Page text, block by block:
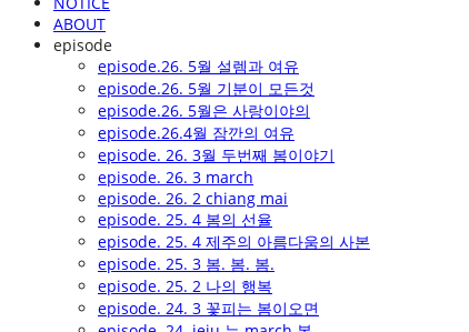
ABOUT
episode
episode.26. 5월 설렘과 여유
episode.26. 5월 기분이 모든것
episode.26. 5월은 사랑이야의
episode.26.4월 잠깐의 여유
episode. 26. 3월 두번째 봄이야기
episode. 26. 3 march
episode. 26. 2 chiang mai
episode. 25. 4 봄의 선율
episode. 25. 4 제주의 아름다움의 사본
episode. 25. 3 봄. 봄. 봄.
episode. 25. 2 나의 행복
episode. 24. 3 꽃피는 봄이오면